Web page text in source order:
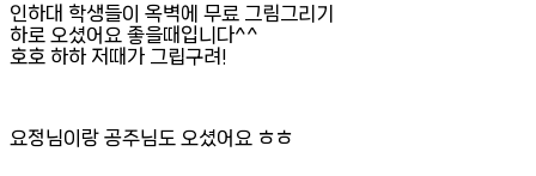
인하대 학생들이 옥벽에 무료 그림그리기
하로 오셨어요 좋을때입니다^^
호호 하하 저때가 그립구려!
요정님이랑 공주님도 오셨어요 ㅎㅎ